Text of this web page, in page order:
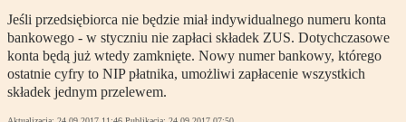
Jeśli przedsiębiorca nie będzie miał indywidualnego numeru konta
bankowego - w styczniu nie zapłaci składek ZUS. Dotychczasowe
konta będą już wtedy zamknięte. Nowy numer bankowy, którego
ostatnie cyfry to NIP płatnika, umożliwi zapłacenie wszystkich
składek jednym przelewem.